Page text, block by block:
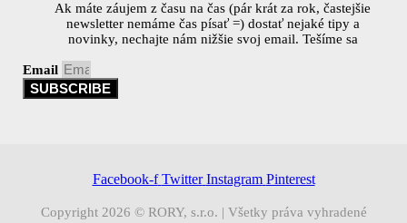
Ak máte záujem z času na čas (pár krát za rok, častejšie
newsletter nemáme čas písať =) dostať nejaké tipy a
novinky, nechajte nám nižšie svoj email. Tešíme sa
Email
SUBSCRIBE
Facebook-f Twitter Instagram Pinterest
Copyright 2026 © RORY, s.r.o. | Všetky práva vyhradené